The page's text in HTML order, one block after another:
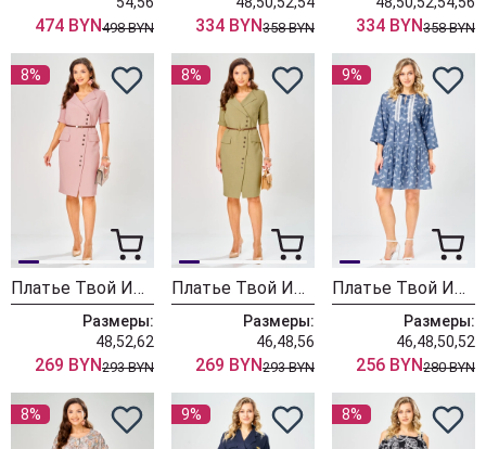
474 BYN498 BYN 334 BYN358 BYN 334 BYN358 BYN
8%
Платье Твой Имидж 2394 пыльная роза
Размеры:
48,52,62
269 BYN293 BYN
8%
Платье Твой Имидж 2393 хаки
Размеры:
46,48,56
269 BYN293 BYN
9%
Платье Твой Имидж 2382 синий+принт
Размеры:
46,48,50,52
256 BYN280 BYN
8% 9% 8%